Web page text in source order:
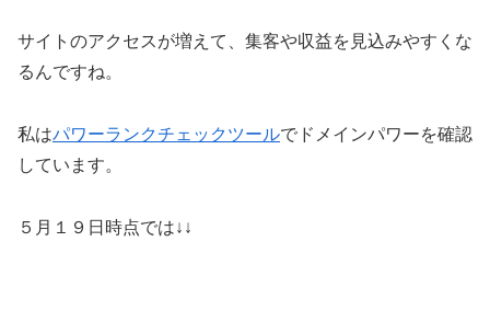
サイトのアクセスが増えて、集客や収益を見込みやすくな
るんですね。
私はパワーランクチェックツールでドメインパワーを確認
しています。
５月１９日時点では↓↓